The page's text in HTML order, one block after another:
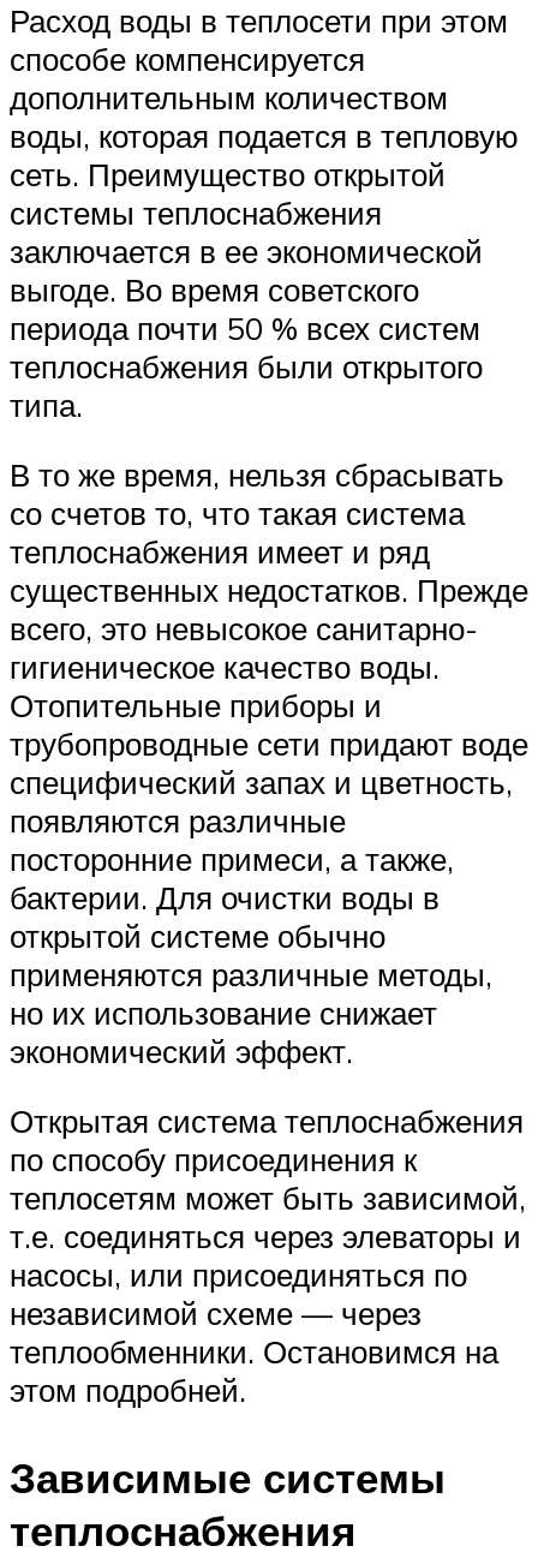
Расход воды в теплосети при этом
способе компенсируется
дополнительным количеством
воды, которая подается в тепловую
сеть. Преимущество открытой
системы теплоснабжения
заключается в ее экономической
выгоде. Во время советского
периода почти 50 % всех систем
теплоснабжения были открытого
типа.
В то же время, нельзя сбрасывать
со счетов то, что такая система
теплоснабжения имеет и ряд
существенных недостатков. Прежде
всего, это невысокое санитарно-
гигиеническое качество воды.
Отопительные приборы и
трубопроводные сети придают воде
специфический запах и цветность,
появляются различные
посторонние примеси, а также,
бактерии. Для очистки воды в
открытой системе обычно
применяются различные методы,
но их использование снижает
экономический эффект.
Открытая система теплоснабжения
по способу присоединения к
теплосетям может быть зависимой,
т.е. соединяться через элеваторы и
насосы, или присоединяться по
независимой схеме — через
теплообменники. Остановимся на
этом подробней.
Зависимые системы
теплоснабжения